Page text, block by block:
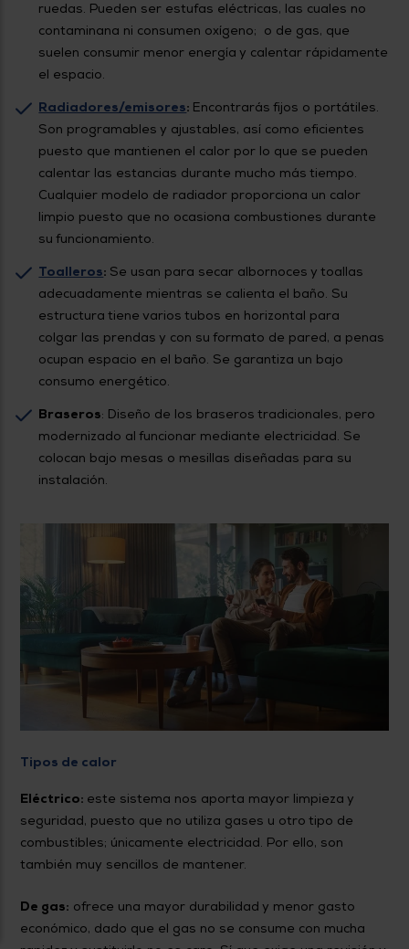
ruedas. Pueden ser estufas eléctricas, las cuales no
contaminana ni consumen oxígeno; o de gas, que
suelen consumir menor energía y calentar rápidamente
el espacio.
Radiadores/emisores: Encontrarás fijos o portátiles.
Son programables y ajustables, así como eficientes
puesto que mantienen el calor por lo que se pueden
calentar las estancias durante mucho más tiempo.
Cualquier modelo de radiador proporciona un calor
limpio puesto que no ocasiona combustiones durante
su funcionamiento.
Toalleros: Se usan para secar albornoces y toallas
adecuadamente mientras se calienta el baño. Su
estructura tiene varios tubos en horizontal para
colgar las prendas y con su formato de pared, a penas
ocupan espacio en el baño. Se garantiza un bajo
consumo energético.
Braseros: Diseño de los braseros tradicionales, pero
modernizado al funcionar mediante electricidad. Se
colocan bajo mesas o mesillas diseñadas para su
instalación.
Tipos de calor
Eléctrico: este sistema nos aporta mayor limpieza y
seguridad, puesto que no utiliza gases u otro tipo de
combustibles; únicamente electricidad. Por ello, son
también muy sencillos de mantener.
De gas: ofrece una mayor durabilidad y menor gasto
económico, dado que el gas no se consume con mucha